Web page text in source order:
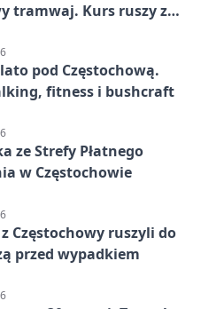
tramwaj. Kurs ruszy ze
pod Częstochową.
fitness i bushcraft
ze Strefy Płatnego
w Częstochowie
Częstochowy ruszyli do
przed wypadkiem